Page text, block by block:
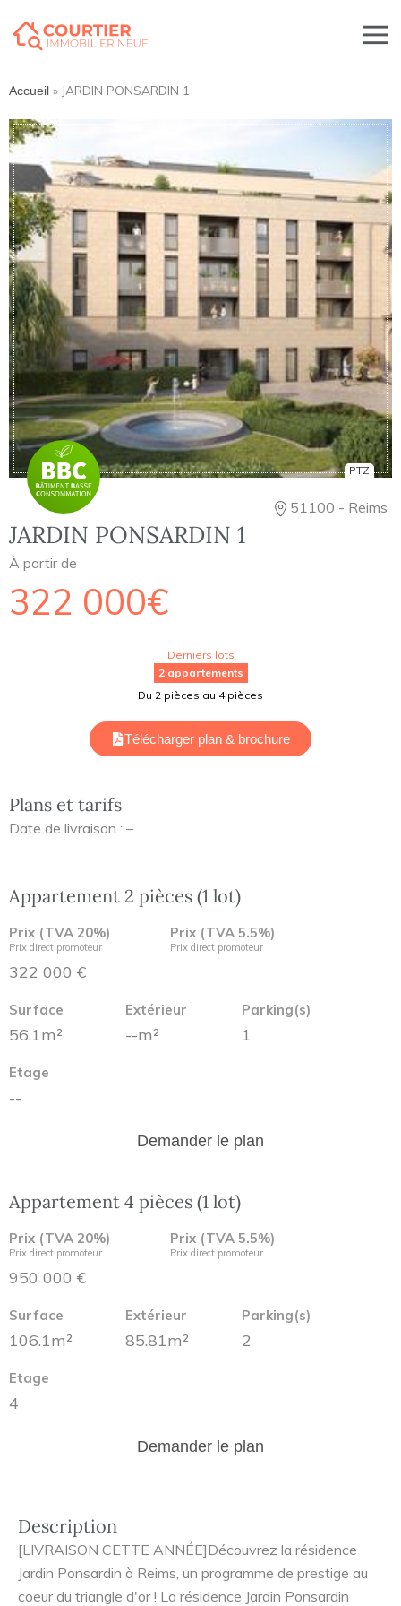
Accueil » JARDIN PONSARDIN 1
PTZ
51100 - Reims
JARDIN PONSARDIN 1
À partir de
322 000€
Derniers lots
2 appartements
Du 2 pièces au 4 pièces
Télécharger plan & brochure
Plans et tarifs
Date de livraison : –
Appartement 2 pièces (1 lot)
Prix (TVA 20%)
Prix direct promoteur
322 000 €
Prix (TVA 5.5%)
Prix direct promoteur
Surface
56.1m²
Extérieur
--m²
Parking(s)
1
Etage
--
Demander le plan
Appartement 4 pièces (1 lot)
Prix (TVA 20%)
Prix direct promoteur
950 000 €
Prix (TVA 5.5%)
Prix direct promoteur
Surface
106.1m²
Extérieur
85.81m²
Parking(s)
2
Etage
4
Demander le plan
Description
[LIVRAISON CETTE ANNÉE]Découvrez la résidence
Jardin Ponsardin à Reims, un programme de prestige au
coeur du triangle d'or ! La résidence Jardin Ponsardin